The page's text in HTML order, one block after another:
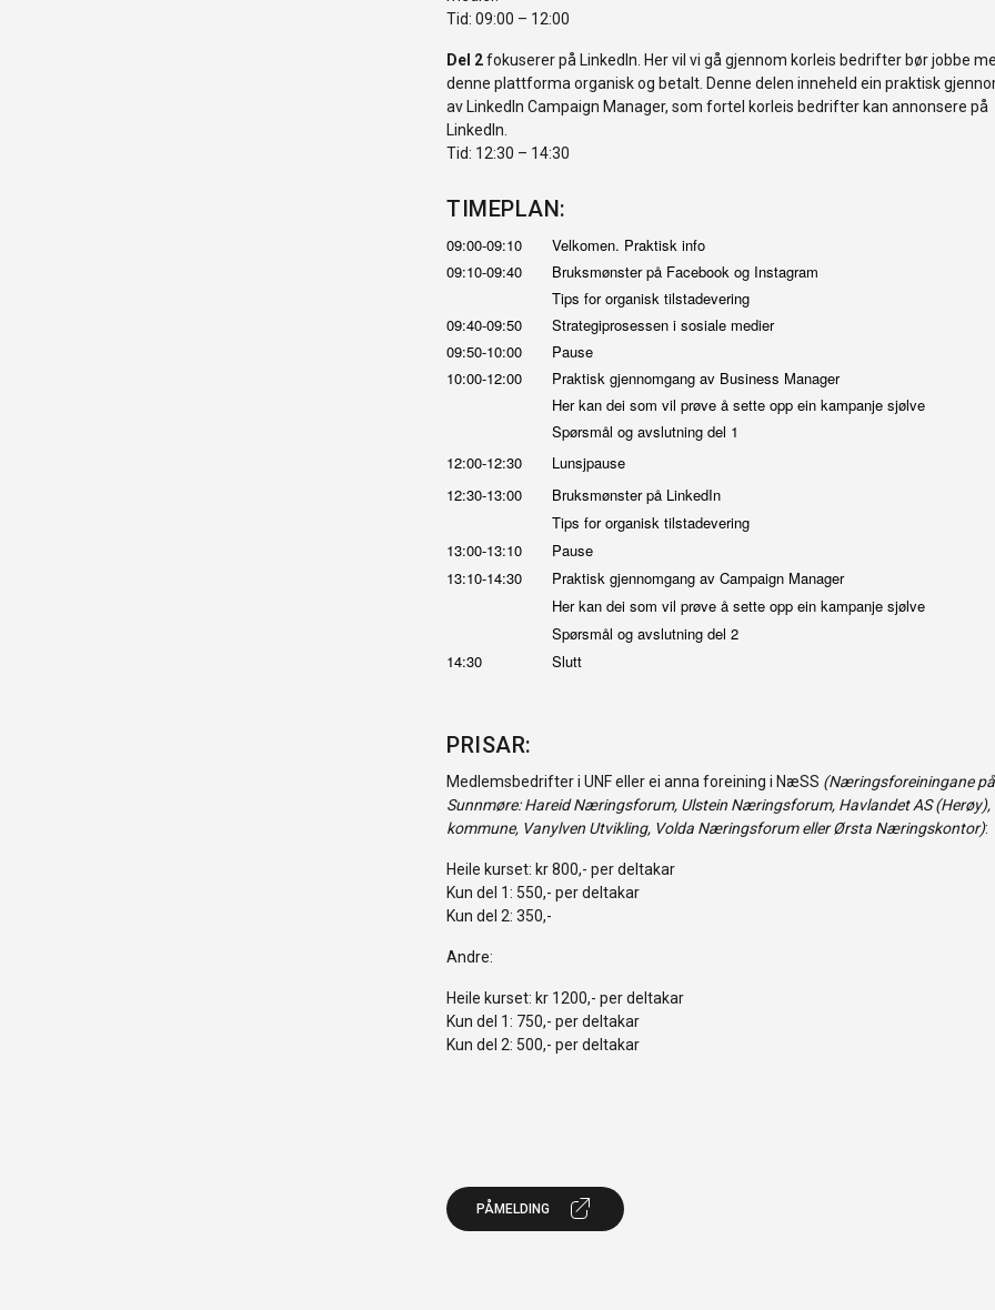
Tid: 09:00 – 12:00
Del 2fokuserer på LinkedIn. Her vil vi gå gjennom korleis bedrifter bør jobbe
denne plattforma organisk og betalt. Denne delen inneheld ein praktisk
av LinkedIn Campaign Manager, som fortel korleis bedrifter kan annonsere på
LinkedIn.
Tid: 12:30 – 14:30
TIMEPLAN:
09:00-09:10
Velkomen. Praktisk info
09:10-09:40
Bruksmønster på Facebook og Instagram
Tips for organisk tilstadevering
09:40-09:50
Strategiprosessen i sosiale medier
09:50-10:00
Pause
10:00-12:00
Praktisk gjennomgang av Business Manager
Her kan dei som vil prøve å sette opp ein kampanje sjølve
Spørsmål og avslutning del 1
12:00-12:30
Lunsjpause
12:30-13:00
Bruksmønster på LinkedIn
Tips for organisk tilstadevering
13:00-13:10
Pause
13:10-14:30
Praktisk gjennomgang av Campaign Manager
Her kan dei som vil prøve å sette opp ein kampanje sjølve
Spørsmål og avslutning del 2
14:30
Slutt
PRISAR:
Medlemsbedrifter i UNF eller ei anna foreining i NæSS (Næringsforeiningane
Sunnmøre: Hareid Næringsforum, Ulstein Næringsforum, Havlandet AS (Herøy),
kommune, Vanylven Utvikling, Volda Næringsforum eller Ørsta Næringskontor):
Heile kurset: kr 800,- per deltakar
Kun del 1: 550,- per deltakar
Kun del 2: 350,-
Andre:
Heile kurset: kr 1200,- per deltakar
Kun del 1: 750,- per deltakar
Kun del 2: 500,- per deltakar
PÅMELDING